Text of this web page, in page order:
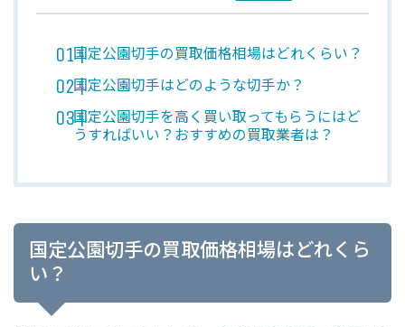
国定公園切手の買取価格相場はどれくらい？
国定公園切手はどのような切手か？
国定公園切手を高く買い取ってもらうにはど
うすればいい？おすすめの買取業者は？
国定公園切手の買取価格相場はどれくら
い？